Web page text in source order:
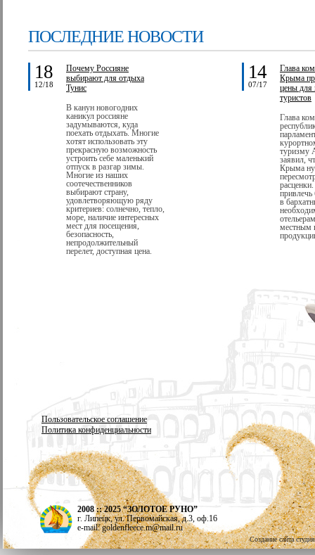
ПОСЛЕДНИЕ НОВОСТИ
18
12/18
Почему Россияне
выбирают для отдыха
Тунис
В канун новогодних
каникул россияне
задумываются, куда
поехать отдыхать. Многие
хотят использовать эту
прекрасную возможность
устроить себе маленький
отпуск в разгар зимы.
Многие из наших
соотечественников
выбирают страну,
удовлетворяющую ряду
критериев: солнечно, тепло,
море, наличие интересных
мест для посещения,
безопасность,
непродолжительный
перелет, доступная цена.
14
07/17
Глава
Крыма
цены для
туристов
Глава
туризму
заявил,
Крыма
привлечь
в
местным
Пользовательское соглашение
Политика конфиденциальности
2008 :: 2025 “ЗОЛОТОЕ РУНО”
г. Липецк, ул. Первомайская, д.3, оф.16
e-mail: goldenfleece.m@mail.ru
Создание сайта